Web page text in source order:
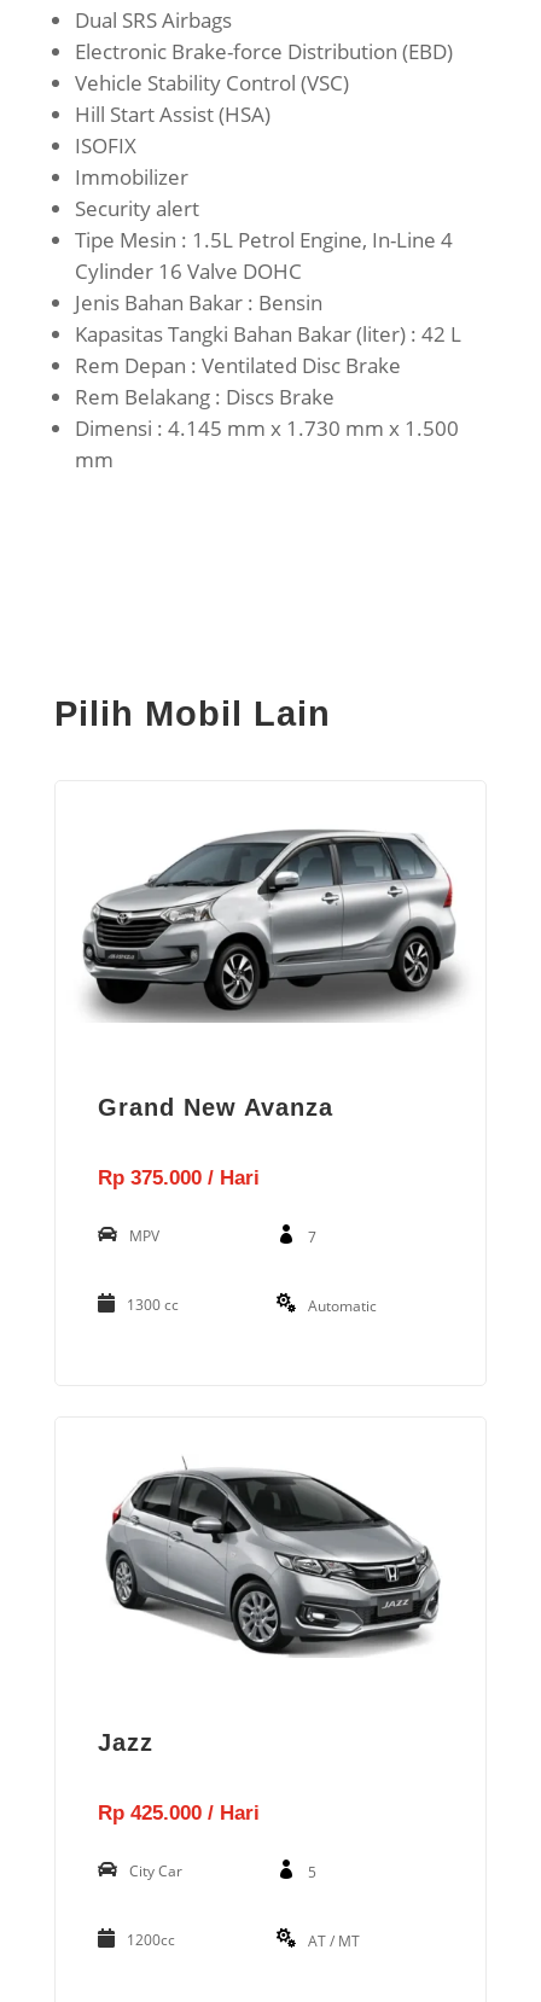
Dual SRS Airbags
Electronic Brake-force Distribution (EBD)
Vehicle Stability Control (VSC)
Hill Start Assist (HSA)
ISOFIX
Immobilizer
Security alert
Tipe Mesin : 1.5L Petrol Engine, In-Line 4
Cylinder 16 Valve DOHC
Jenis Bahan Bakar : Bensin
Kapasitas Tangki Bahan Bakar (liter) : 42 L
Rem Depan : Ventilated Disc Brake
Rem Belakang : Discs Brake
Dimensi : 4.145 mm x 1.730 mm x 1.500
mm
Pilih Mobil Lain
Grand New Avanza
Rp 375.000 / Hari
MPV 7
1300 cc Automatic
Jazz
Rp 425.000 / Hari
City Car 5
1200cc AT / MT